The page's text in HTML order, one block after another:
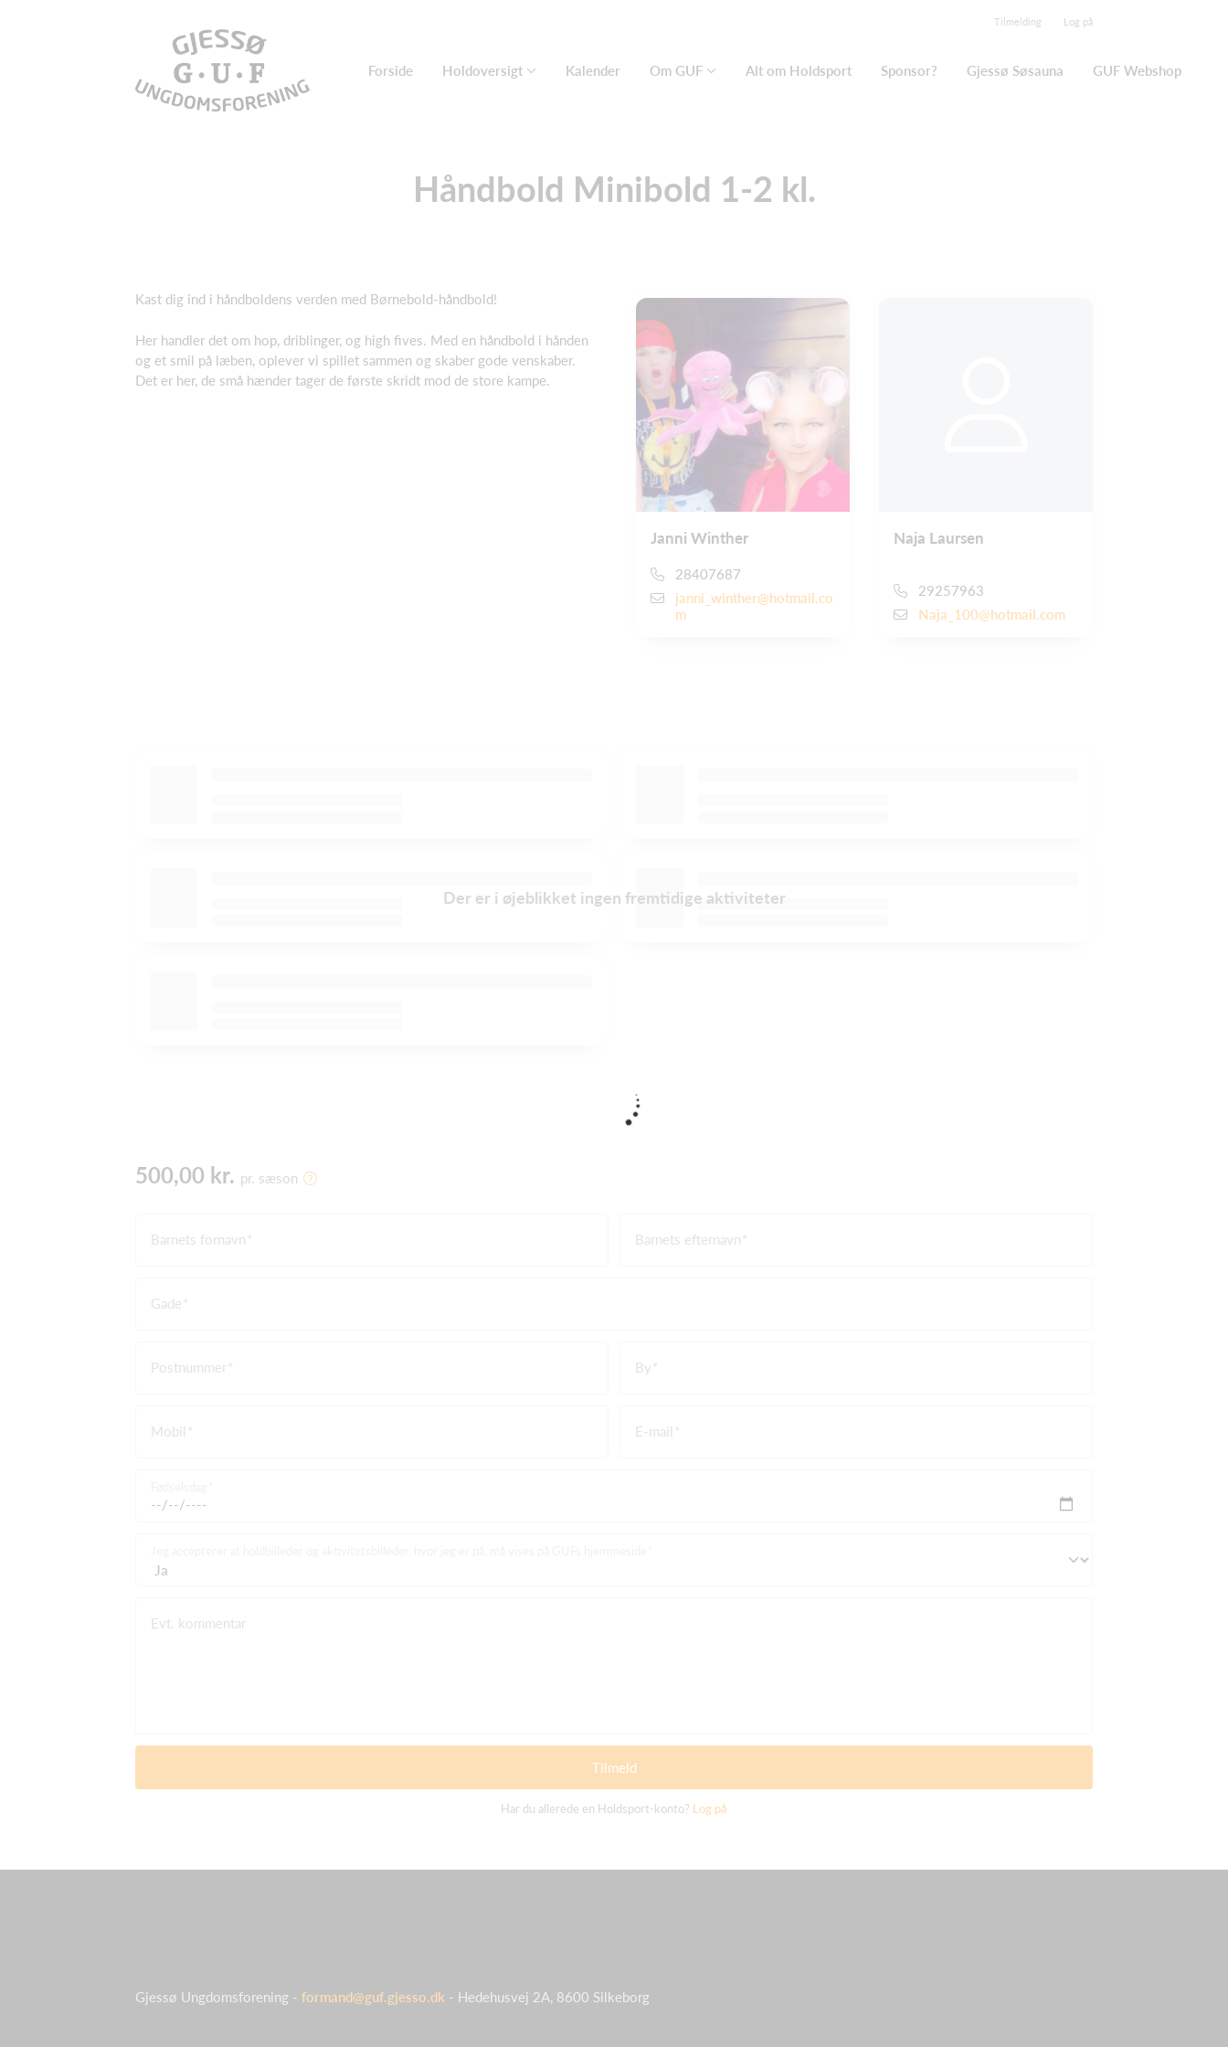
Tilmelding Log på
Forside Holdoversigt Kalender Om GUF Alt om Holdsport Sponsor? Gjessø Søsauna GUF Webshop
Håndbold Minibold 1-2 kl.
Kast dig ind i håndboldens verden med Børnebold-håndbold!
Her handler det om hop, driblinger, og high fives. Med en håndbold i hånden
og et smil på læben, oplever vi spillet sammen og skaber gode venskaber.
Det er her, de små hænder tager de første skridt mod de store kampe.
Janni Winther
28407687
janni_winther@hotmail.co
m
Naja Laursen
29257963
Naja_100@hotmail.com
Der er i øjeblikket ingen fremtidige aktiviteter
500,00 kr. pr. sæson
Barnets fornavn Barnets efternavn
Gade
Postnummer By
Mobil E-mail
Evt. kommentar
Tilmeld
Har du allerede en Holdsport-konto? Log på
Gjessø Ungdomsforening - formand@guf.gjesso.dk - Hedehusvej 2A, 8600 Silkeborg